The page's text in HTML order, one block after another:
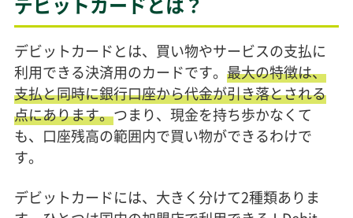
デビットカードとは、買い物やサービスの支払に
利用できる決済用のカードです。 最大の特徴は、
支払と同時に銀行口座から代金が引き落とされる
点にあります。つまり、現金を持ち歩かなくて
も、口座残高の範囲内で買い物ができるわけで
す。
デビットカードには、大きく分けて2種類ありま